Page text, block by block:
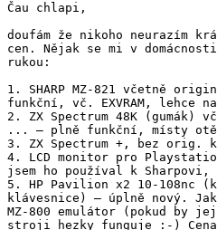
Čau chlapi,
doufám že nikoho neurazím
cen. Nějak se mi v
rukou:
1. SHARP MZ-821 včetně
funkční, vč. EXVRAM, lehce
2. ZX Spectrum 48K
... – plně funkční, místy otěr
3. ZX Spectrum +, bez orig.
4. LCD monitor pro
jsem ho používal k Sharpovi,
5. HP Pavilion x2 10-108nc
klávesnice) – úplně nový.
MZ-800 emulátor (pokud by
stroji hezky funguje :-) Cena